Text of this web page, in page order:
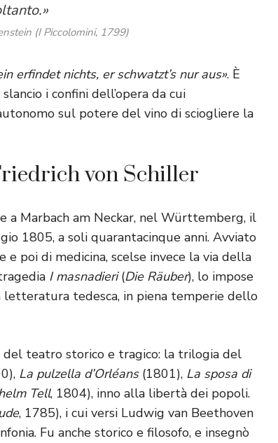
(I Piccolomini, 1799)
erfindet nichts, er schwatzt’s nur aus». È
i confini dell’opera da cui
sul potere del vino di sciogliere la
von Schiller
a Marbach am Neckar, nel Württemberg, il
1805, a soli quarantacinque anni. Avviato
poi di medicina, scelse invece la via della
I masnadieri(Die Räuber), lo impose
letteratura tedesca, in piena temperie dello
del teatro storico e tragico: la trilogia del
La pulzella d’Orléans(1801), La sposa di
Tell, 1804), inno alla libertà dei popoli.
, 1785), i cui versi Ludwig van Beethoven
Fu anche storico e filosofo, e insegnò